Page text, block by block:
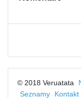
© 2018 Veruatata
Seznamy
Kontakt